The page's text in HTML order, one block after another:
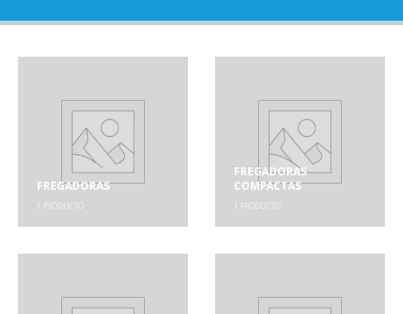
FREGADORAS
1 PRODUCTO
FREGADORAS
COMPACTAS
1 PRODUCTO